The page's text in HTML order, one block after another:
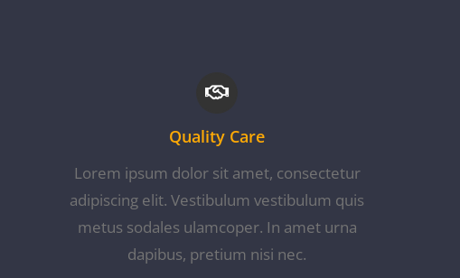
Quality Care
Lorem ipsum dolor sit amet, consectetur
adipiscing elit. Vestibulum vestibulum quis
metus sodales ulamcoper. In amet urna
dapibus, pretium nisi nec.